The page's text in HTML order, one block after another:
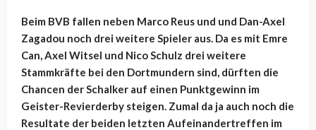
Beim BVB fallen neben Marco Reus und und Dan-Axel
Zagadou noch drei weitere Spieler aus. Da es mit Emre
Can, Axel Witsel und Nico Schulz drei weitere
Stammkräfte bei den Dortmundern sind, dürften die
Chancen der Schalker auf einen Punktgewinn im
Geister-Revierderby steigen. Zumal da ja auch noch die
Resultate der beiden letzten Aufeinandertreffen im